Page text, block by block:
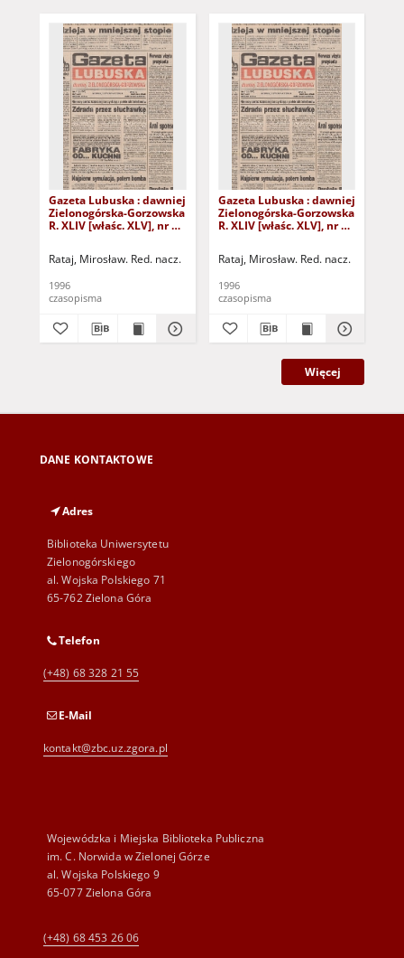
Gazeta Lubuska : dawniej
Zielonogórska-Gorzowska
R. XLIV [właśc. XLV], nr 52
Rataj, Mirosław. Red. nacz.
1996
czasopisma
Gazeta Lubuska : dawniej
Zielonogórska-Gorzowska
R. XLIV [właśc. XLV], nr 46
Rataj, Mirosław. Red. nacz.
1996
czasopisma
Więcej
DANE KONTAKTOWE
Adres
Biblioteka Uniwersytetu
Zielonogórskiego
al. Wojska Polskiego 71
65-762 Zielona Góra
Telefon
(+48) 68 328 21 55
E-Mail
kontakt@zbc.uz.zgora.pl
Wojewódzka i Miejska Biblioteka Publiczna
im. C. Norwida w Zielonej Górze
al. Wojska Polskiego 9
65-077 Zielona Góra
(+48) 68 453 26 06